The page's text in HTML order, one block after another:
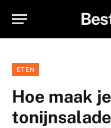
ETEN
Hoe maak